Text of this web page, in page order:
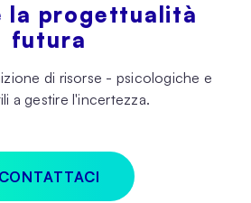
la progettualità
futura
di risorse - psicologiche e
a gestire l'incertezza.
CONTATTACI